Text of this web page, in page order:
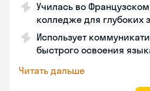
Училась во
колледже для глубоких
Использует
быстрого освоения
Читать дальше